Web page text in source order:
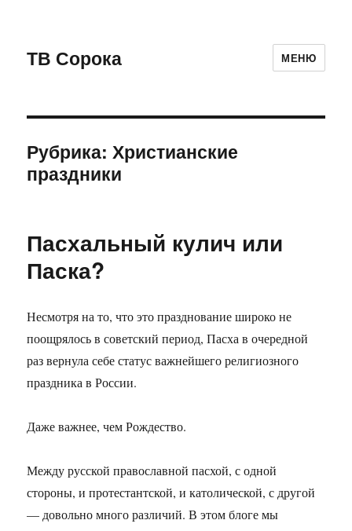
ТВ Сорока МЕНЮ
Рубрика: Христианские
праздники
Пасхальный кулич или
Паска?
Несмотря на то, что это празднование широко не
поощрялось в советский период, Пасха в очередной
раз вернула себе статус важнейшего религиозного
праздника в России.
Даже важнее, чем Рождество.
Между русской православной пасхой, с одной
стороны, и протестантской, и католической, с другой
— довольно много различий. В этом блоге мы